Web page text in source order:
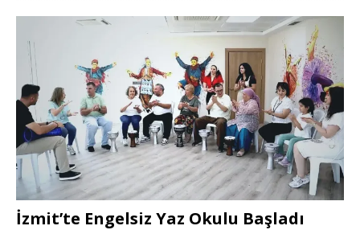
İzmit’te Engelsiz Yaz Okulu Başladı